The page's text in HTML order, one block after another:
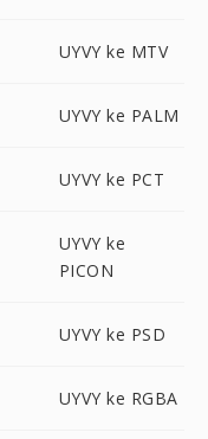
UYVY ke MTV
UYVY ke PALM
UYVY ke PCT
UYVY ke
PICON
UYVY ke PSD
UYVY ke RGBA